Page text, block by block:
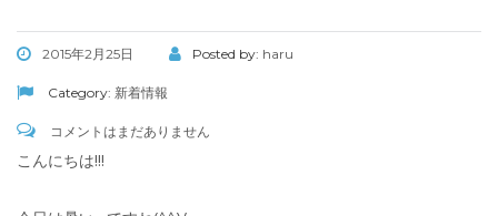
2015年2月25日 Posted by: haru
Category: 新着情報
コメントはまだありません
こんにちは!!!